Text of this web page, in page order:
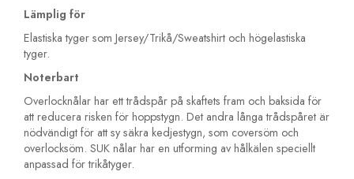
Lämplig för
Elastiska tyger som Jersey/Trikå/Sweatshirt och högelastiska
tyger.
Noterbart
Overlocknålar har ett trådspår på skaftets fram och baksida för
att reducera risken för hoppstygn. Det andra långa trådspåret är
nödvändigt för att sy säkra kedjestygn, som coversöm och
overlocksöm. SUK nålar har en utforming av hålkälen speciellt
anpassad för trikåtyger.